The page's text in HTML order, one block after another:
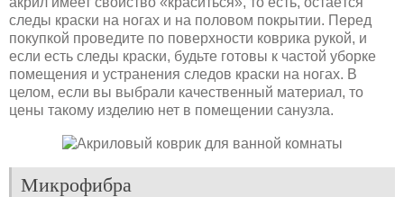
следы краски на ногах и на половом покрытии. Перед
покупкой проведите по поверхности коврика рукой, и
если есть следы краски, будьте готовы к частой уборке
помещения и устранения следов краски на ногах. В
целом, если вы выбрали качественный материал, то
цены такому изделию нет в помещении санузла.
Микрофибра